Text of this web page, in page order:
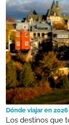
Dónde viajar en 2026
Los destinos que